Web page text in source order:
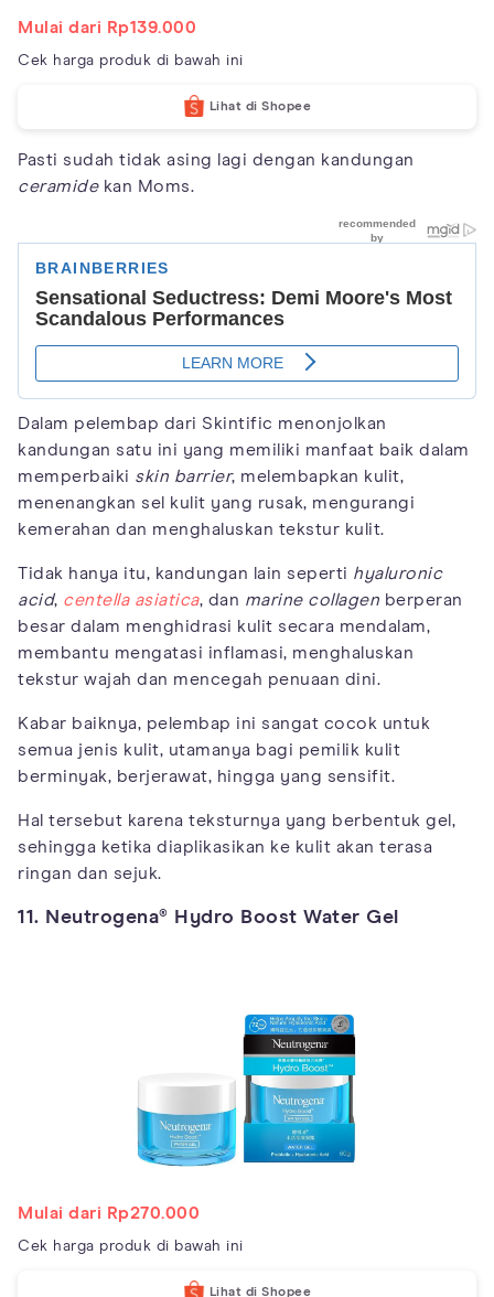
Mulai dari Rp139.000
Cek harga produk di bawah ini
Lihat di Shopee
Pasti sudah tidak asing lagi dengan kandungan
ceramidekan Moms.
Dalam pelembap dari Skintific menonjolkan
kandungan satu ini yang memiliki manfaat baik dalam
memperbaiki skin barrier, melembapkan kulit,
menenangkan sel kulit yang rusak, mengurangi
kemerahan dan menghaluskan tekstur kulit.
Tidak hanya itu, kandungan lain seperti hyaluronic
acid, centella asiatica, dan marine collagen berperan
besar dalam menghidrasi kulit secara mendalam,
membantu mengatasi inflamasi, menghaluskan
tekstur wajah dan mencegah penuaan dini.
Kabar baiknya, pelembap ini sangat cocok untuk
semua jenis kulit, utamanya bagi pemilik kulit
berminyak, berjerawat, hingga yang sensifit.
Hal tersebut karena teksturnya yang berbentuk gel,
sehingga ketika diaplikasikan ke kulit akan terasa
ringan dan sejuk.
11. Neutrogena® Hydro Boost Water Gel
Mulai dari Rp270.000
Cek harga produk di bawah ini
Lihat di Shopee